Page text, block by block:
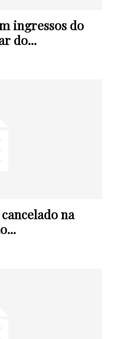
ingressos do
do...
cancelado na